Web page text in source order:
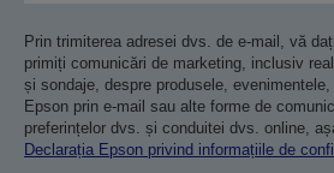
Prin trimiterea adresei dvs. de e-mail, vă
primiți comunicări de marketing, inclusiv
și sondaje, despre produsele,
Epson prin e-mail sau alte forme de
preferințelor dvs. și conduitei dvs. online,
Declarația Epson privind informațiile de